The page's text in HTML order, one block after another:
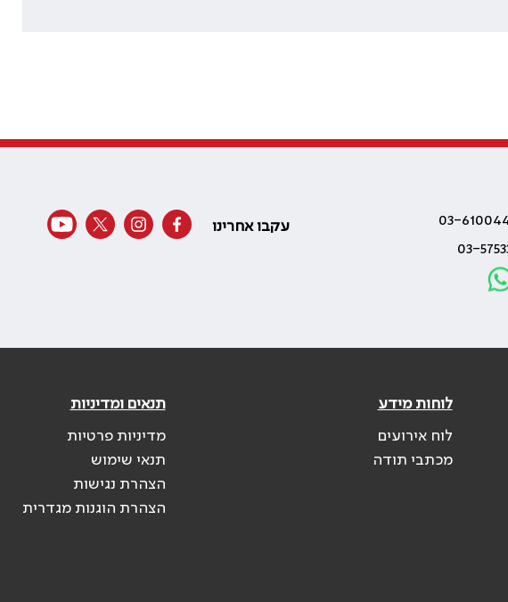
עקבו אחרינו
לוחות מידע
לוח אירועים
מכתבי תודה
תנאים ומדיניות
מדיניות פרטיות
תנאי שימוש
הצהרת נגישות
הצהרת הוגנות מגדרית